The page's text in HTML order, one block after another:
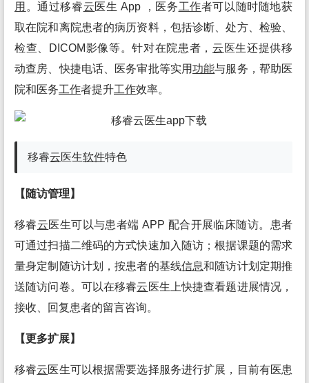
用 。通过移睿云医生 App ，医务工作者可以随时随地获
取在院和离院患者的病历资料，包括诊断、处方、检验、
检查、DICOM影像等。针对在院患者， 云 医生还提供移
动查房、快捷电话、医务审批等实用功能与服务，帮助医
院和医务工作者提升工作效率。
移睿云医生软件特色
【随访管理】
移睿云医生可以与患者端 APP 配合开展临床随访。患者
可通过扫描二维码的方式快速加入随访；根据课题的需求
量身定制随访计划，按患者的基线信息和随访计划定期推
送随访问卷。可以在移睿云 医生上快捷查看题进展情况，
接收、回复患者的留言咨询。
【更多扩展】
移睿云医生可以根据需要选择服务进行扩展，目前有医患